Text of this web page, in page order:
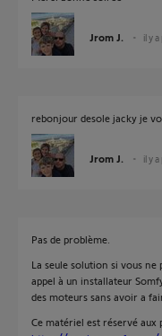
Jrom J. il y
rebonjour desole jacky je
Jrom J. il y
Pas de problème.
La seule solution si vous
appel à un installateur
des moteurs sans avoir a
Ce matériel est réservé